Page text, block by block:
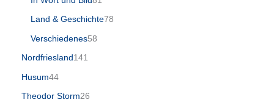
Land & Geschichte78
Verschiedenes58
Nordfriesland141
Husum44
Theodor Storm26